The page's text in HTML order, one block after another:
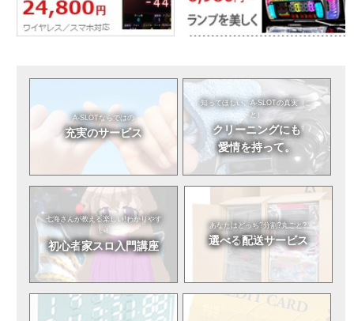
A-SLOTならではの
充実のサービス
知ってほしい。A-SLOTの真実（こ
と）
クリーニングにも
愛情を持って。
七海さんが教える楽しい!わかりやす
い!
初心者家スロ入門講座
あなたはどっち?分割?丸ごと?
選べる配送サービス